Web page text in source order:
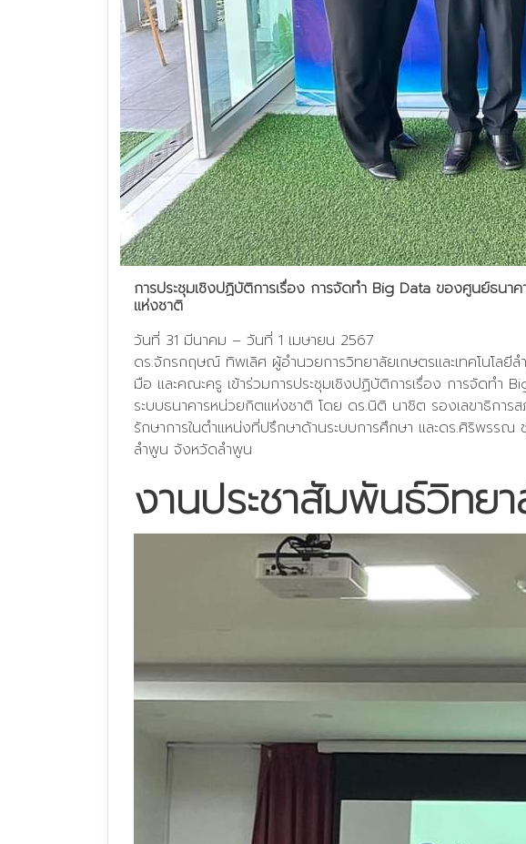
การประชุมเชิงปฏิบัติการเรื่อง การจัดทำ Big Data ของศูนย์ธนา
แห่งชาติ
วันที่ 31 มีนาคม – วันที่ 1 เมษายน 2567
ดร.จักรกฤษณ์ ทิพเลิศ ผู้อำนวยการวิทยาลัยเกษตรและเทคโนโล
มือ และคณะครู เข้าร่วมการประชุมเชิงปฏิบัติการเรื่อง การจัดทำ
ระบบธนาคารหน่วยกิตแห่งชาติ โดย ดร.นิติ นาชิต รองเลขาธิกา
รักษาการในตำแหน่งที่ปรึกษาด้านระบบการศึกษา และดร.ศิริพร
ลำพูน จังหวัดลำพูน
งานประชาสัมพันธ์วิทยา